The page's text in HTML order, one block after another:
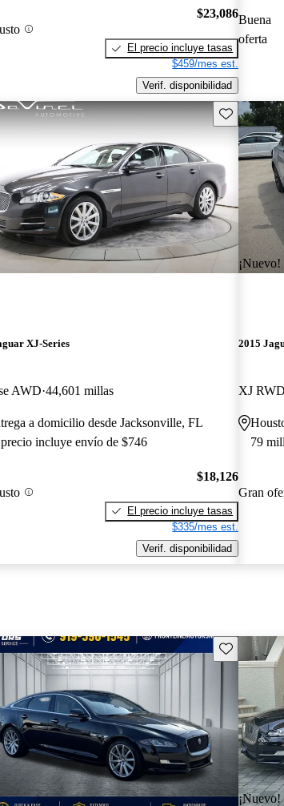
$23,086
El precio incluye tasas
$459/mes est.
Verif. disponibilidad
Buena
oferta
Aviso Guarda este
XJ-Series
AWD 44,601 millas
a domicilio desde Jacksonville, FL
incluye envío de $746
$18,126
El precio incluye tasas
$335/mes est.
Verif. disponibilidad
¡Nuevo!
2015
XJ RWD
79
Gran
Aviso Guarda este
¡Nuevo!